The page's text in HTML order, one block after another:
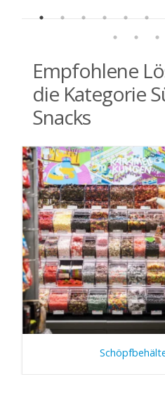
Empfohlene
die Kategorie
Snacks